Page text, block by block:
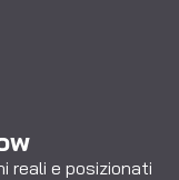
reali e posizionati